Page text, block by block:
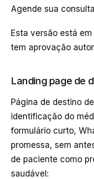
Agende sua
Esta versão está
tem aprovação
Landing page de
Página de destino
identificação do
formulário curto,
promessa, sem
de paciente como
saudável: